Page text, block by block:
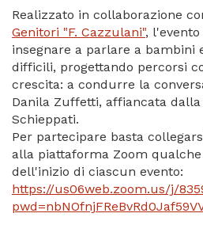
Realizzato in collaborazione
Genitori "F. Cazzulani",
insegnare a parlare a bambini
difficili, progettando percorsi
crescita: a condurre la
Danila Zuffetti, affiancata dalla
Schieppati.
Per partecipare basta
alla piattaforma Zoom
dell'inizio di ciascun evento:
https://us06web.zoom.us/j/